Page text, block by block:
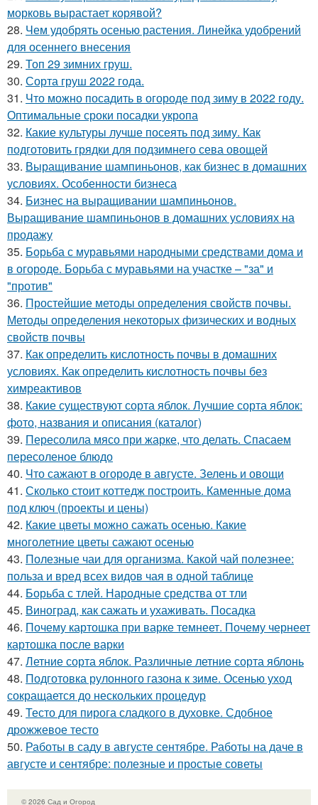
морковь вырастает корявой?
28. Чем удобрять осенью растения. Линейка удобрений
для осеннего внесения
29. Топ 29 зимних груш.
30. Сорта груш 2022 года.
31. Что можно посадить в огороде под зиму в 2022 году.
Оптимальные сроки посадки укропа
32. Какие культуры лучше посеять под зиму. Как
подготовить грядки для подзимнего сева овощей
33. Выращивание шампиньонов, как бизнес в домашних
условиях. Особенности бизнеса
34. Бизнес на выращивании шампиньонов.
Выращивание шампиньонов в домашних условиях на
продажу
35. Борьба с муравьями народными средствами дома и
в огороде. Борьба с муравьями на участке – "за" и
"против"
36. Простейшие методы определения свойств почвы.
Методы определения некоторых физических и водных
свойств почвы
37. Как определить кислотность почвы в домашних
условиях. Как определить кислотность почвы без
химреактивов
38. Какие существуют сорта яблок. Лучшие сорта яблок:
фото, названия и описания (каталог)
39. Пересолила мясо при жарке, что делать. Спасаем
пересоленое блюдо
40. Что сажают в огороде в августе. Зелень и овощи
41. Сколько стоит коттедж построить. Каменные дома
под ключ (проекты и цены)
42. Какие цветы можно сажать осенью. Какие
многолетние цветы сажают осенью
43. Полезные чаи для организма. Какой чай полезнее:
польза и вред всех видов чая в одной таблице
44. Борьба с тлей. Народные средства от тли
45. Виноград, как сажать и ухаживать. Посадка
46. Почему картошка при варке темнеет. Почему чернеет
картошка после варки
47. Летние сорта яблок. Различные летние сорта яблонь
48. Подготовка рулонного газона к зиме. Осенью уход
сокращается до нескольких процедур
49. Тесто для пирога сладкого в духовке. Сдобное
дрожжевое тесто
50. Работы в саду в августе сентябре. Работы на даче в
августе и сентябре: полезные и простые советы
© 2026 Сад и Огород